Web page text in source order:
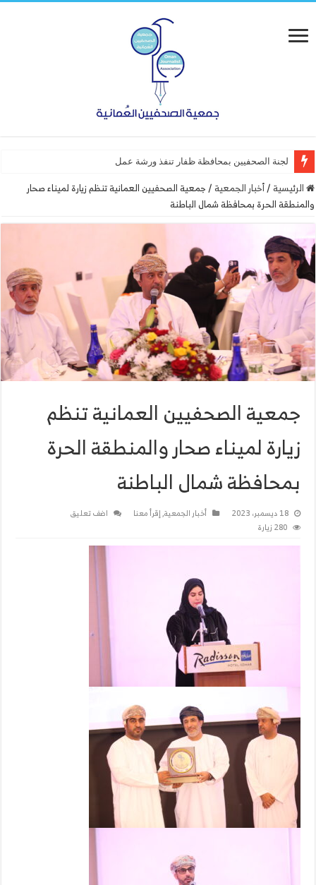
لجنة الصحفيين بمحافظة ظفار تنفذ ورشة عمل “أساسيات التصميم”
الرئيسية /أخبار الجمعية /جمعية الصحفيين العمانية تنظم زيارة لميناء صحار
والمنطقة الحرة بمحافظة شمال الباطنة
جمعية الصحفيين العمانية تنظم
زيارة لميناء صحار والمنطقة الحرة
بمحافظة شمال الباطنة
18 ديسمبر، 2023 أخبار الجمعية,إقرأ معنا
اضف تعليق
280 زيارة